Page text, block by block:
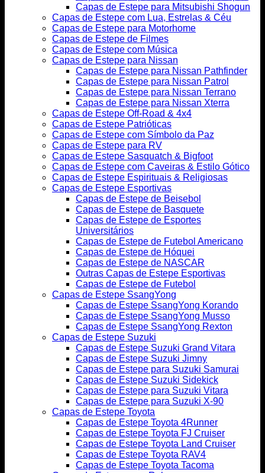
Capas de Estepe para Mitsubishi Shogun
Capas de Estepe com Lua, Estrelas & Céu
Capas de Estepe para Motorhome
Capas de Estepe de Filmes
Capas de Estepe com Música
Capas de Estepe para Nissan
Capas de Estepe para Nissan Pathfinder
Capas de Estepe para Nissan Patrol
Capas de Estepe para Nissan Terrano
Capas de Estepe para Nissan Xterra
Capas de Estepe Off-Road & 4x4
Capas de Estepe Patrióticas
Capas de Estepe com Símbolo da Paz
Capas de Estepe para RV
Capas de Estepe Sasquatch & Bigfoot
Capas de Estepe com Caveiras & Estilo Gótico
Capas de Estepe Espirituais & Religiosas
Capas de Estepe Esportivas
Capas de Estepe de Beisebol
Capas de Estepe de Basquete
Capas de Estepe de Esportes
Universitários
Capas de Estepe de Futebol Americano
Capas de Estepe de Hóquei
Capas de Estepe de NASCAR
Outras Capas de Estepe Esportivas
Capas de Estepe de Futebol
Capas de Estepe SsangYong
Capas de Estepe SsangYong Korando
Capas de Estepe SsangYong Musso
Capas de Estepe SsangYong Rexton
Capas de Estepe Suzuki
Capas de Estepe Suzuki Grand Vitara
Capas de Estepe Suzuki Jimny
Capas de Estepe para Suzuki Samurai
Capas de Estepe Suzuki Sidekick
Capas de Estepe para Suzuki Vitara
Capas de Estepe para Suzuki X-90
Capas de Estepe Toyota
Capas de Estepe Toyota 4Runner
Capas de Estepe Toyota FJ Cruiser
Capas de Estepe Toyota Land Cruiser
Capas de Estepe Toyota RAV4
Capas de Estepe Toyota Tacoma